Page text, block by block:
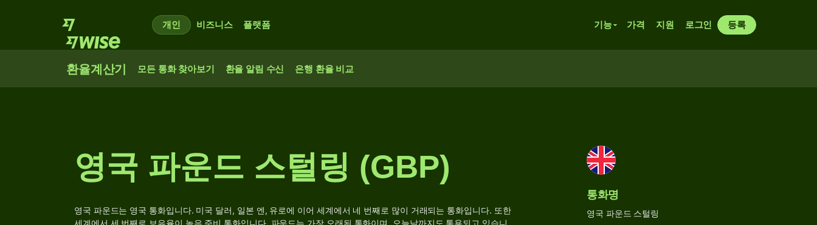
개인 비즈니스 플랫폼 기능 가격 지원 로그인 등록
환율계산기 모든 통화 찾아보기 환율 알림 수신 은행 환율 비교
영국 파운드 스털링 (GBP)
영국 파운드는 영국 통화입니다. 미국 달러, 일본 엔, 유로에 이어 세계에서 네 번째로 많이 거래되는 통화입니다. 또한
세계에서 세 번째로 보유율이 높은 준비 통화입니다. 파운드는 가장 오래된 통화이며, 오늘날까지도 통용되고 있습니
통화명
영국 파운드 스털링